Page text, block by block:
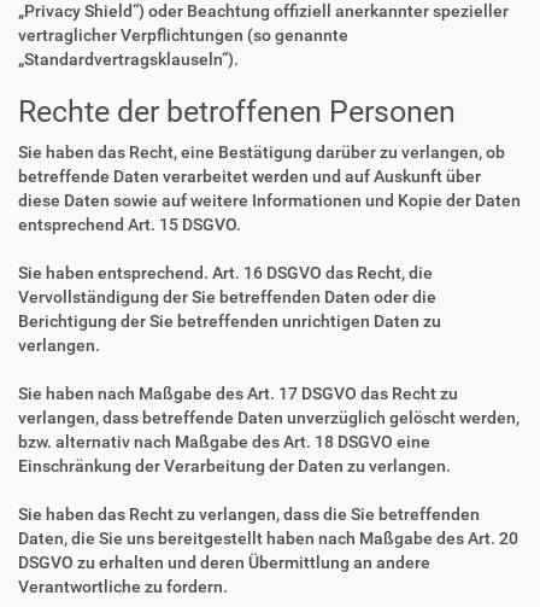
„Privacy Shield“) oder Beachtung offiziell anerkannter spezieller
vertraglicher Verpflichtungen (so genannte
„Standardvertragsklauseln“).
Rechte der betroffenen Personen
Sie haben das Recht, eine Bestätigung darüber zu verlangen, ob
betreffende Daten verarbeitet werden und auf Auskunft über
diese Daten sowie auf weitere Informationen und Kopie der Daten
entsprechend Art. 15 DSGVO.
Sie haben entsprechend. Art. 16 DSGVO das Recht, die
Vervollständigung der Sie betreffenden Daten oder die
Berichtigung der Sie betreffenden unrichtigen Daten zu
verlangen.
Sie haben nach Maßgabe des Art. 17 DSGVO das Recht zu
verlangen, dass betreffende Daten unverzüglich gelöscht werden,
bzw. alternativ nach Maßgabe des Art. 18 DSGVO eine
Einschränkung der Verarbeitung der Daten zu verlangen.
Sie haben das Recht zu verlangen, dass die Sie betreffenden
Daten, die Sie uns bereitgestellt haben nach Maßgabe des Art. 20
DSGVO zu erhalten und deren Übermittlung an andere
Verantwortliche zu fordern.